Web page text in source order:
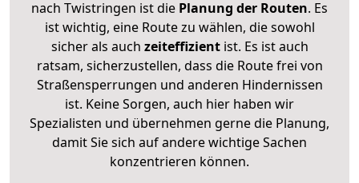
nach Twistringen ist die Planung der Routen. Es
ist wichtig, eine Route zu wählen, die sowohl
sicher als auch zeiteffizientist. Es ist auch
ratsam, sicherzustellen, dass die Route frei von
Straßensperrungen und anderen Hindernissen
ist. Keine Sorgen, auch hier haben wir
Spezialisten und übernehmen gerne die Planung,
damit Sie sich auf andere wichtige Sachen
konzentrieren können.